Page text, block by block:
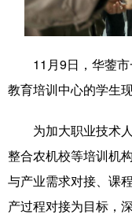
学术中国
彩票
文化产业
地方频道
11月9日，华蓥市
教育培训中心的学生
为加大职业技术人
整合农机校等培训机
与产业需求对接、课
产过程对接为目标，